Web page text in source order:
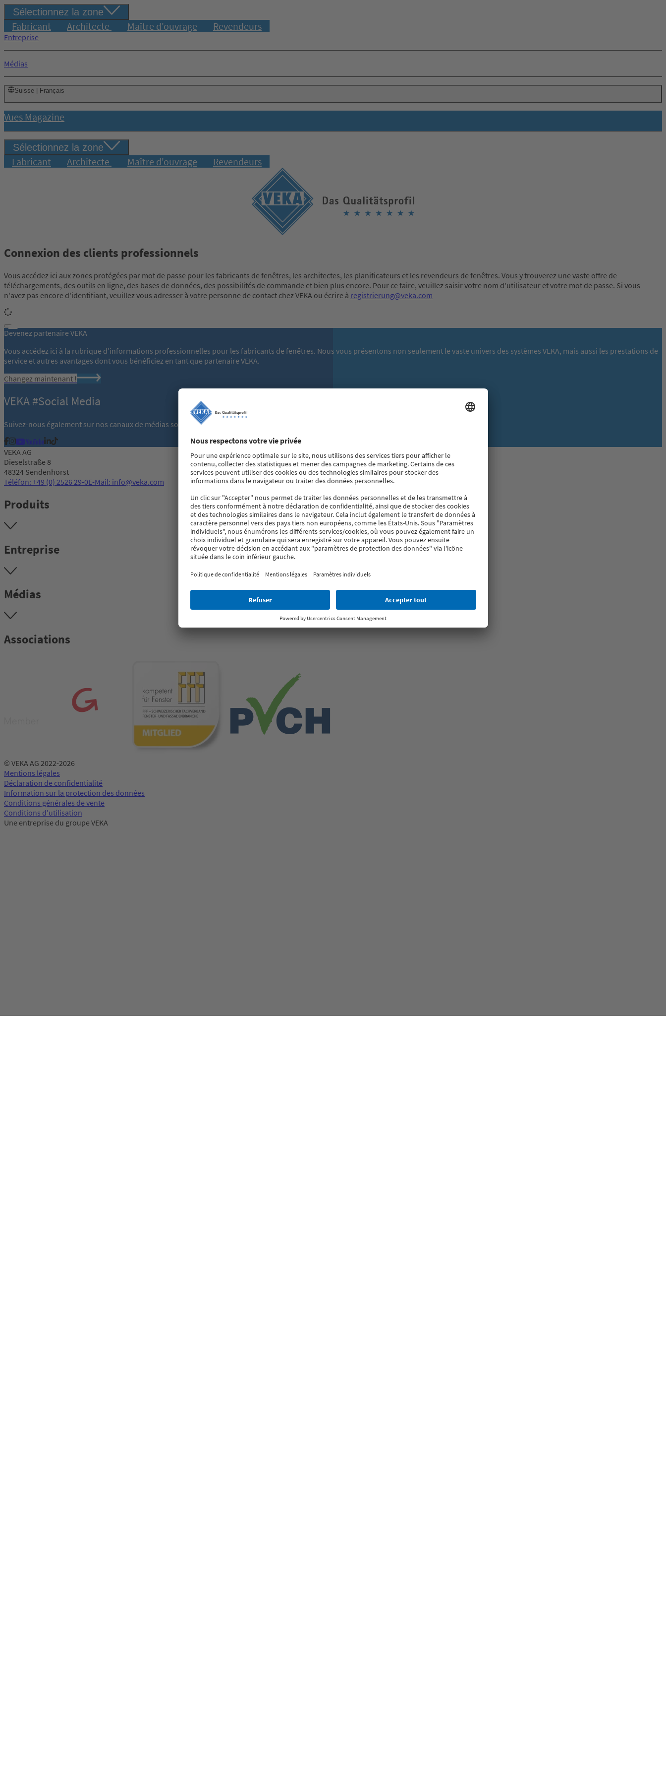
Sélectionnez la zone
Fabricant Architecte Maître d'ouvrage Revendeurs
Entreprise
Médias
Suisse | Français
Vues Magazine
Sélectionnez la zone
Fabricant Architecte Maître d'ouvrage Revendeurs
Connexion des clients professionnels
Vous accédez ici aux zones protégées par mot de passe pour les fabricants de fenêtres, les architectes, les planificateurs et les revendeurs de fenêtres. Vous y trouverez une vaste offre de
téléchargements, des outils en ligne, des bases de données, des possibilités de commande et bien plus encore. Pour ce faire, veuillez saisir votre nom d'utilisateur et votre mot de passe. Si vous
n'avez pas encore d'identifiant, veuillez vous adresser à votre personne de contact chez VEKA ou écrire à registrierung@veka.com
Devenez partenaire VEKA
Vous accédez ici à la rubrique d'informations professionnelles pour les fabricants de fenêtres. Nous vous présentons non seulement le vaste univers des systèmes VEKA, mais aussi les prestations de
service et autres avantages dont vous bénéficiez en tant que partenaire VEKA.
Changez maintenant !
VEKA #Social Media
Suivez-nous également sur nos canaux de médias sociaux :
VEKA AG
Dieselstraße 8
48324 Sendenhorst
Téléfon: +49 (0) 2526 29-0E-Mail: info@veka.com
Produits
Entreprise
Médias
Associations
© VEKA AG 2022-2026
Mentions légales
Déclaration de confidentialité
Information sur la protection des données
Conditions générales de vente
Conditions d'utilisation
Une entreprise du groupe VEKA